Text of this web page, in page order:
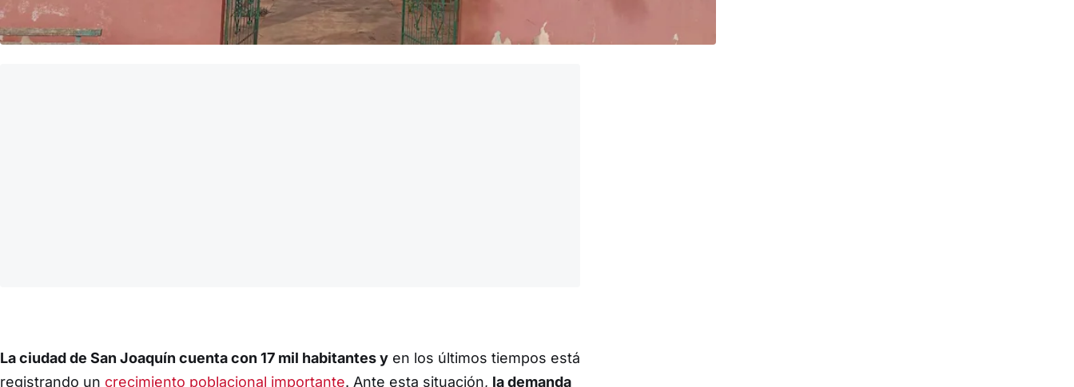
La ciudad de San Joaquín cuenta con 17 mil habitantes y en los últimos tiempos está
registrando un crecimiento poblacional importante. Ante esta situación, la demanda